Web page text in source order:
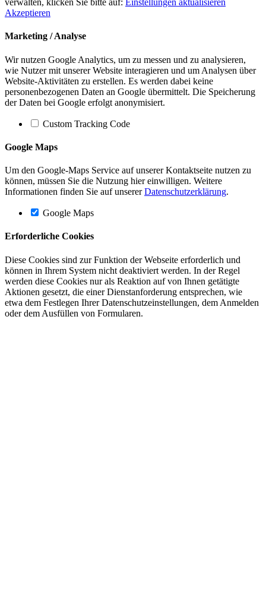
verwalten, klicken Sie bitte auf: Einstellungen aktualisieren
Akzeptieren
Marketing / Analyse
Wir nutzen Google Analytics, um zu messen und zu analysieren,
wie Nutzer mit unserer Website interagieren und um Analysen über
Website-Aktivitäten zu erstellen. Es werden dabei keine
personenbezogenen Daten an Google übermittelt. Die Speicherung
der Daten bei Google erfolgt anonymisiert.
Custom Tracking Code
Google Maps
Um den Google-Maps Service auf unserer Kontaktseite nutzen zu
können, müssen Sie die Nutzung hier einwilligen. Weitere
Informationen finden Sie auf unsererDatenschutzerklärung.
Google Maps
Erforderliche Cookies
Diese Cookies sind zur Funktion der Webseite erforderlich und
können in Ihrem System nicht deaktiviert werden. In der Regel
werden diese Cookies nur als Reaktion auf von Ihnen getätigte
Aktionen gesetzt, die einer Dienstanforderung entsprechen, wie
etwa dem Festlegen Ihrer Datenschutzeinstellungen, dem Anmelden
oder dem Ausfüllen von Formularen.